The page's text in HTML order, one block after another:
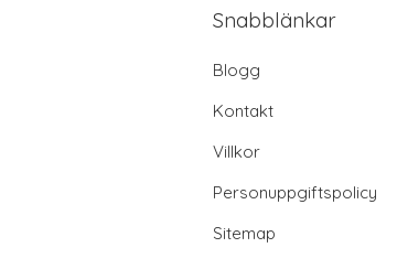
Snabblänkar
Blogg
Kontakt
Villkor
Personuppgiftspolicy
Sitemap